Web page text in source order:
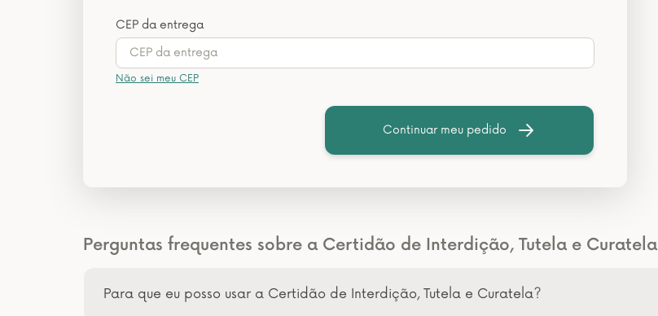
CEP da entrega
Não sei meu CEP
Continuar meu pedido
Perguntas frequentes sobre a Certidão de Interdição, Tutela e Curatela
Para que eu posso usar a Certidão de Interdição, Tutela e Curatela?